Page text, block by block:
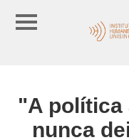
"A política
nunca